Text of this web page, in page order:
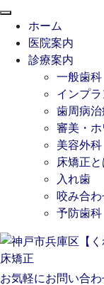
ホーム
医院案内
診療案内
一般歯科
インプラ
歯周病治
審美・
美容外科
床矯正と
入れ歯
咬み合
予防歯科
お気軽にお問い合